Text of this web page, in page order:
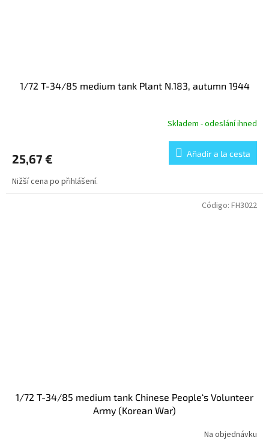
1/72 T-34/85 medium tank Plant N.183, autumn 1944
Skladem - odeslání ihned
25,67 € Añadir a la cesta
Nižší cena po přihlášení.
1/72 T-34/85 medium tank Chinese People‘s Volunteer
Army (Korean War)
Na objednávku
Código: FH3022